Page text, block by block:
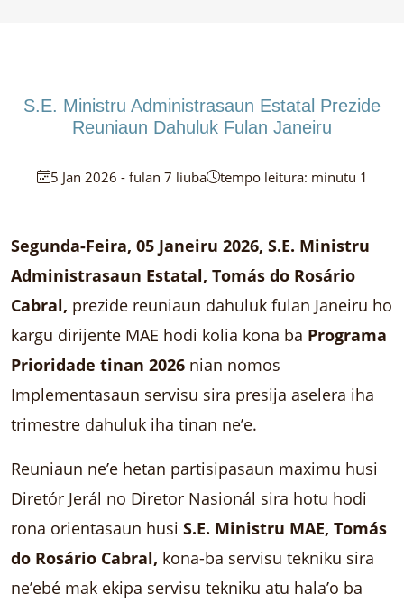
S.E. Ministru Administrasaun Estatal Prezide
Reuniaun Dahuluk Fulan Janeiru
5 Jan 2026 - fulan 7 liuba tempo leitura: minutu 1
Segunda-Feira, 05 Janeiru 2026, S.E. Ministru
Administrasaun Estatal, Tomás do Rosário
Cabral, prezide reuniaun dahuluk fulan Janeiru ho
kargu dirijente MAE hodi kolia kona ba Programa
Prioridade tinan 2026 nian nomos
Implementasaun servisu sira presija aselera iha
trimestre dahuluk iha tinan ne’e.
Reuniaun ne’e hetan partisipasaun maximu husi
Diretór Jerál no Diretor Nasionál sira hotu hodi
rona orientasaun husi S.E. Ministru MAE, Tomás
do Rosário Cabral, kona-ba servisu tekniku sira
ne’ebé mak ekipa servisu tekniku atu hala’o ba